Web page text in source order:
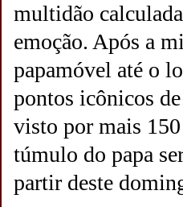
multidão
emoção. Após a
papamóvel até o
pontos icônicos
visto por mais
túmulo do papa
partir deste